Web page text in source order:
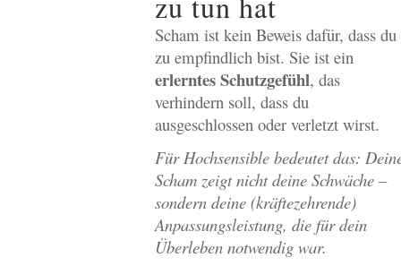
Scham ist kein Beweis dafür, dass du
zu empfindlich bist. Sie ist ein
erlerntes Schutzgefühl, das
verhindern soll, dass du
ausgeschlossen oder verletzt wirst.
Für Hochsensible bedeutet das:
Scham zeigt nicht deine Schwäche –
sondern deine (kräftezehrende)
Anpassungsleistung, die für dein
Überleben notwendig war.